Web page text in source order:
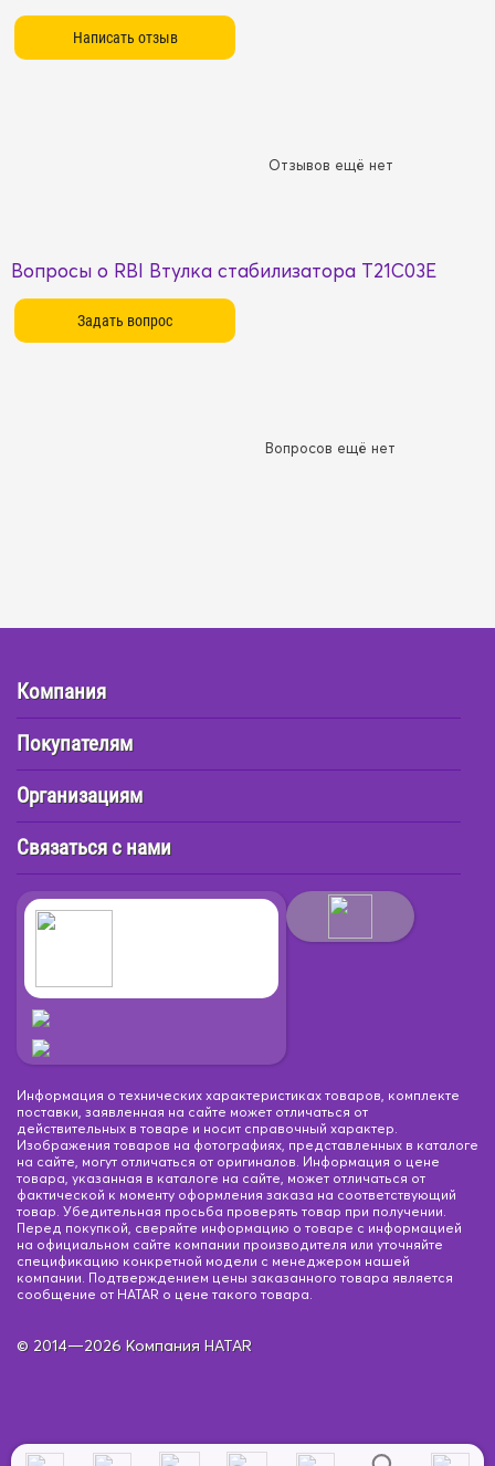
Отзывов ещё нет
Вопросы о RBI Втулка стабилизатора T21C03E
Вопросов ещё нет
Компания
Покупателям
Организациям
Связаться с нами
Информация о технических характеристиках товаров, комплекте
поставки, заявленная на сайте может отличаться от
действительных в товаре и носит справочный характер.
Изображения товаров на фотографиях, представленных в каталоге
на сайте, могут отличаться от оригиналов. Информация о цене
товара, указанная в каталоге на сайте, может отличаться от
фактической к моменту оформления заказа на соответствующий
товар. Убедительная просьба проверять товар при получении.
Перед покупкой, сверяйте информацию о товаре с информацией
на официальном сайте компании производителя или уточняйте
спецификацию конкретной модели с менеджером нашей
компании. Подтверждением цены заказанного товара является
сообщение от HATAR о цене такого товара.
© 2014—2026 Компания HATAR